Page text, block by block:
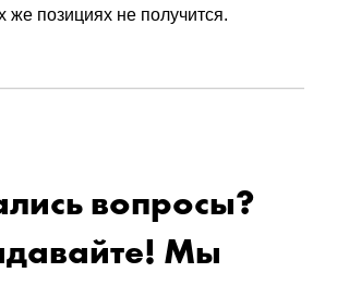
же позициях не получится.
вопросы?
Мы